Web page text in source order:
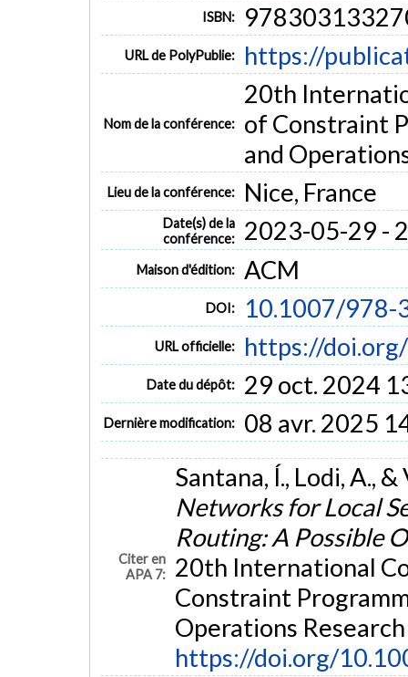
ISBN:
URL de PolyPublie: https://
Nom de la conférence:
20th
of Constraint
and
Lieu de la conférence: Nice, France
Date(s) de la
conférence:
2023-05-29 -
Maison d'édition: ACM
DOI: 10.1007/978-
URL officielle: https://
Date du dépôt: 29 oct. 2024
Dernière modification: 08 avr. 2025
Citer en
APA 7:
Santana, Í., Lodi, A.,
Networks for Local
Routing: A Possible
20th International
Constraint
Operations
https://doi.org/